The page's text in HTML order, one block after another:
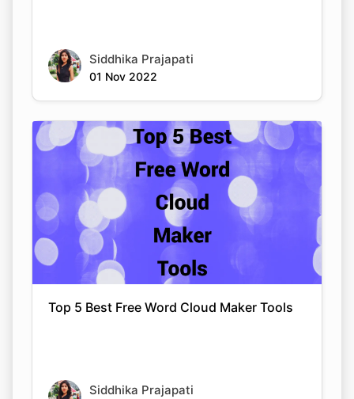
Siddhika Prajapati
01 Nov 2022
Top 5 Best Free Word Cloud Maker Tools
Siddhika Prajapati